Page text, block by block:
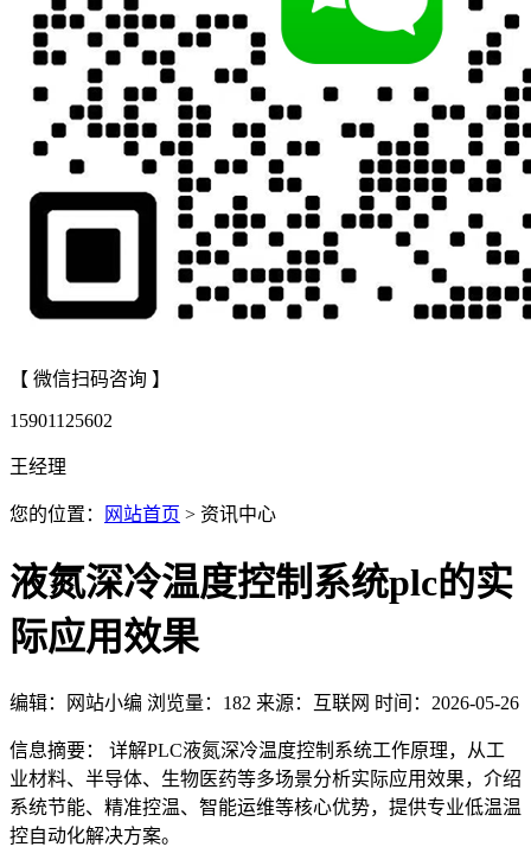
【 微信扫码咨询 】
15901125602
王经理
您的位置： 网站首页 > 资讯中心
液氮深冷温度控制系统plc的实
际应用效果
编辑：网站小编 浏览量： 182 来源：互联网 时间：2026-05-26
信息摘要： 详解PLC液氮深冷温度控制系统工作原理，从工
业材料、半导体、生物医药等多场景分析实际应用效果，介绍
系统节能、精准控温、智能运维等核心优势，提供专业低温温
控自动化解决方案。